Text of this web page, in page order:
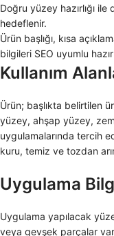
Doğru yüzey hazırlığı
hedeflenir.
Ürün başlığı, kısa
bilgileri SEO uyumlu
Kullanım
Ürün; başlıkta belirtilen
yüzey, ahşap yüzey,
uygulamalarında tercih
kuru, temiz ve tozdan
Uygulama
Uygulama yapılacak
veya gevşek parçalar